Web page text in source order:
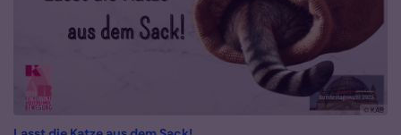
© KAB